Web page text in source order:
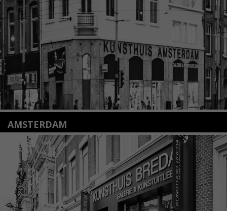
info@kunsthuisleiden.nl
Lees meer
AMSTERDAM
Amstelveenseweg 135
1075 VX Amsterdam
+31 (0)20 2332546
info@kunsthuisamsterdam.nl
Lees meer